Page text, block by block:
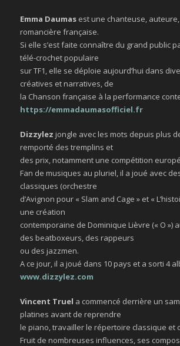
Emma Daumas est une chanteuse,
romancière française.
Si elle s’est faite connaître du grand public
télé-crochet populaire
sur TF1, elle se déploie aujourd’hui dans
créatives et narratives, de
la Chanson française à la performance
https://emmadaumasofficiel.fr
Dizzylez jongle avec les mots depuis plus
remporté des tremplins et
des prix, notamment une compétition
Fan de musiques au pluriel, il a joué avec
classiques (orchestre
d’Avignon pour « Slam and Cage » et «
une création
contemporaine de Dominique Lièvre (« O »)
des beatboxeurs, des rappeurs
ou des jazzmen.
A ce jour, il a joué dans 10 pays et a sorti 4
www.dizzylez.com
Vincent Truel a commencé derrière un
platines avant de reprendre
le piano, travailler le répertoire classique et
Fruit de nombreuses influences, ses